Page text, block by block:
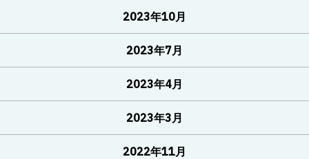
2023年10月
2023年7月
2023年4月
2023年3月
2022年11月